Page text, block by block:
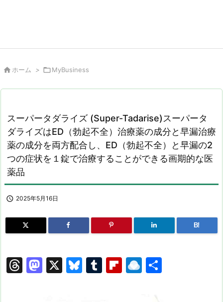
 ホーム > MyBusiness
スーパータダライズ (Super-Tadarise)スーパータ
ダライズはED（勃起不全）治療薬の成分と早漏治療
薬の成分を両方配合し、ED（勃起不全）と早漏の2
つの症状を１錠で治療することができる画期的な医
薬品
 2025年5月16日
B!
T
M X
Bl T
Fl R